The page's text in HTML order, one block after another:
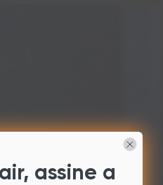
assine a